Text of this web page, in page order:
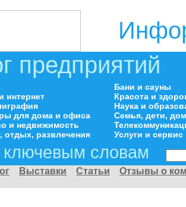
предприятий
интернет
для дома и офиса
и недвижимость
отдых, развлечения
Бани и сауны
Красота и
Наука и
Семья, дети,
Услуги и сервис
ключевым словам
Выставки Статьи
Отзывы о